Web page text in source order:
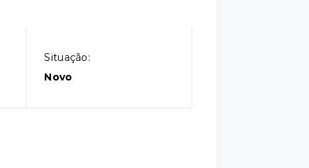
Situação:
Novo